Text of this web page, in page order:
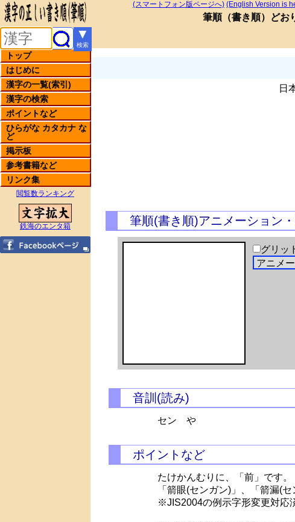
(スマートフォン版ページへ) (English Version is
筆順（書き順）どお
▼
検索
トップ
はじめに
漢字の一覧(索引)
漢字の検索
ポイントなど
ひらがな カタカナ な
ど
掲示板
参考書籍など
リンク集
閲覧数ランキング
鉄海のエンタ箱
日
筆順(書き順)アニメーション
グリッ
音訓(読み)
セン や
ポイントなど
たけかんむりに、「前」です。
「箭眼(センガン)」、「箭漏(セ
※JIS2004の例示字形変更対応